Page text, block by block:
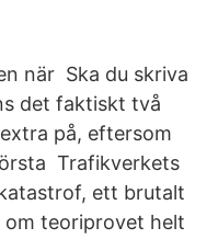
när Ska du skriva
det faktiskt två
på, eftersom
Trafikverkets
ett brutalt
om teoriprovet helt